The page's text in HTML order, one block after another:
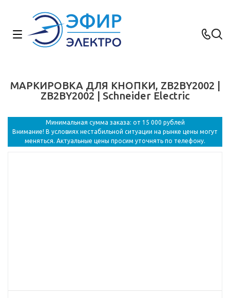
МАРКИРОВКА ДЛЯ КНОПКИ, ZB2BY2002 |
ZB2BY2002 | Schneider Electric
Минимальная сумма заказа: от 15 000 рублей
Внимание! В условиях нестабильной ситуации на рынке цены могут
меняться. Актуальные цены просим уточнять по телефону.